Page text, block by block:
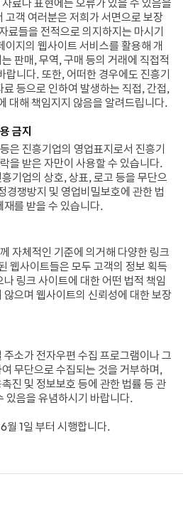
료나 표현에는 오류가 있을 수 있음을
객 여러분은 저희가 서면으로 보장
료들을 전적으로 의지하지는 마시기
지의 웹사이트 서비스를 활용해 개
판매, 무역, 구매 등의 거래에 직접적
랍니다. 또한, 어떠한 경우에도 진흥기
등으로 인하여 발생하는 직접, 간접,
대해 책임지지 않음을 알려드립니다.
금지​
은 진흥기업의 영업표지로서 진흥기
을 받은 자만이 사용할 수 있습니다.
기업의 상호, 상표, 로고 등을 무단으
경쟁방지 및 영업비밀보호에 관한 법
를 받을 수 있습니다.
자체적인 기준에 의거해 다양한 링크
웹사이트들은 모두 고객의 정보 획득
링크 사이트에 대한 어떤 법적 책임
으며 웹사이트의 신뢰성에 대한 보장
소가 전자우편 수집 프로그램이나 그
무단으로 수집되는 것을 거부하며,
진 및 정보보호 등에 관한 법률 등 관
있음을 유념하시기 바랍니다.
1일 부터 시행합니다.